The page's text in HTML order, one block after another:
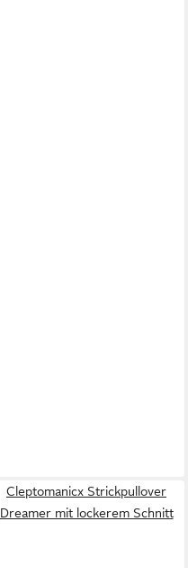
Cleptomanicx Strickpullover
Dreamer mit lockerem Schnitt